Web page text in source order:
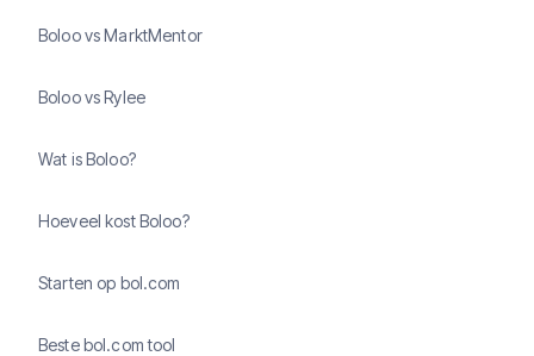
Boloo vs MarktMentor
Boloo vs Rylee
Wat is Boloo?
Hoeveel kost Boloo?
Starten op bol.com
Beste bol.com tool